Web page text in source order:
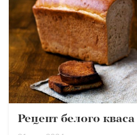
Рецепт белого кваса